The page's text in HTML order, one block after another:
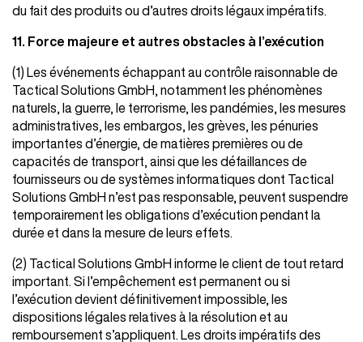
du fait des produits ou d’autres droits légaux impératifs.
11. Force majeure et autres obstacles à l’exécution
(1) Les événements échappant au contrôle raisonnable de
Tactical Solutions GmbH, notamment les phénomènes
naturels, la guerre, le terrorisme, les pandémies, les mesures
administratives, les embargos, les grèves, les pénuries
importantes d’énergie, de matières premières ou de
capacités de transport, ainsi que les défaillances de
fournisseurs ou de systèmes informatiques dont Tactical
Solutions GmbH n’est pas responsable, peuvent suspendre
temporairement les obligations d’exécution pendant la
durée et dans la mesure de leurs effets.
(2) Tactical Solutions GmbH informe le client de tout retard
important. Si l’empêchement est permanent ou si
l’exécution devient définitivement impossible, les
dispositions légales relatives à la résolution et au
remboursement s’appliquent. Les droits impératifs des